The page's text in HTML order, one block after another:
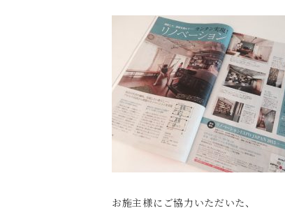
お施主様にご協力いただいた、